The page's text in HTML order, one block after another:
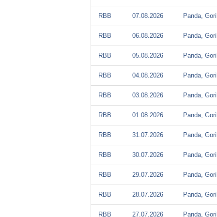
RBB 07.08.2026 Panda,
RBB 06.08.2026 Panda,
RBB 05.08.2026 Panda,
RBB 04.08.2026 Panda,
RBB 03.08.2026 Panda,
RBB 01.08.2026 Panda,
RBB 31.07.2026 Panda,
RBB 30.07.2026 Panda,
RBB 29.07.2026 Panda,
RBB 28.07.2026 Panda,
RBB 27.07.2026 Panda,